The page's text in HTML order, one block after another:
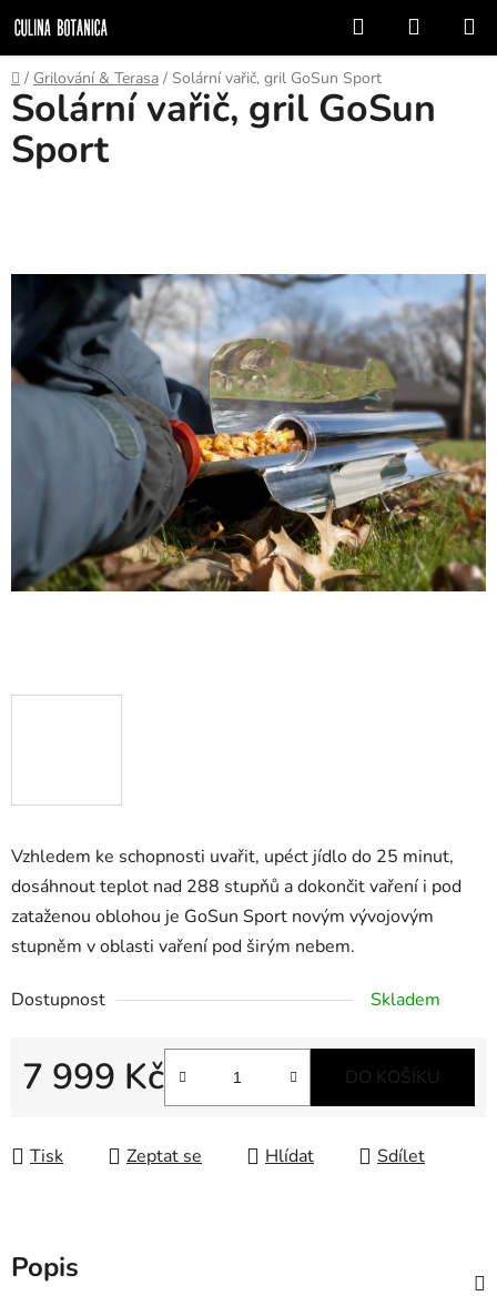
na
obsah
Hledat
KOŠÍK
Domů
/ Grilování & Terasa / Solární vařič, gril GoSun Sport
Vzhledem ke schopnosti uvařit, upéct jídlo do 25 minut,
dosáhnout teplot nad 288 stupňů a dokončit vaření i pod
zataženou oblohou je GoSun Sport novým vývojovým
stupněm v oblasti vaření pod širým nebem.
Dostupnost Skladem
7 999 Kč DO KOŠÍKU
Tisk Zeptat se Hlídat Sdílet
Solární vařič, gril GoSun
Sport
Popis